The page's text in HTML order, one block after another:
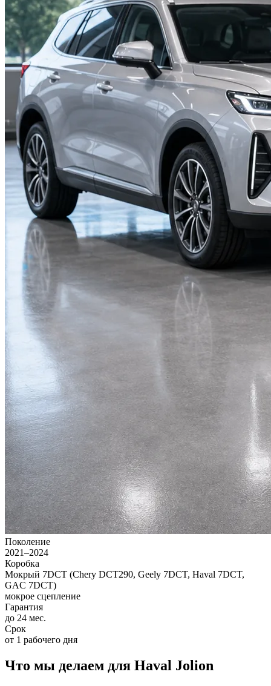
Поколение
2021–2024
Коробка
Мокрый 7DCT (Chery DCT290, Geely 7DCT, Haval 7DCT,
GAC 7DCT)
мокрое сцепление
Гарантия
до 24 мес.
Срок
от 1 рабочего дня
Что мы делаем для Haval Jolion